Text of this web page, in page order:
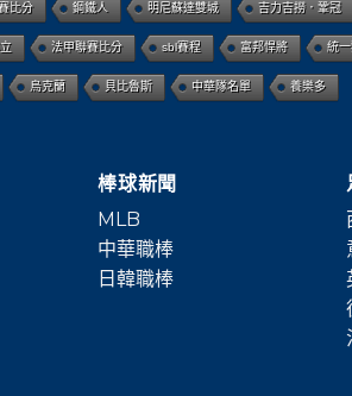
比分 鋼鐵人 明尼蘇達雙城 吉力吉撈．鞏冠
法甲聯賽比分 sbl賽程 富邦悍將 統
烏克蘭 貝比魯斯 中華隊名單 養樂多
棒球新聞
MLB
中華職棒
日韓職棒